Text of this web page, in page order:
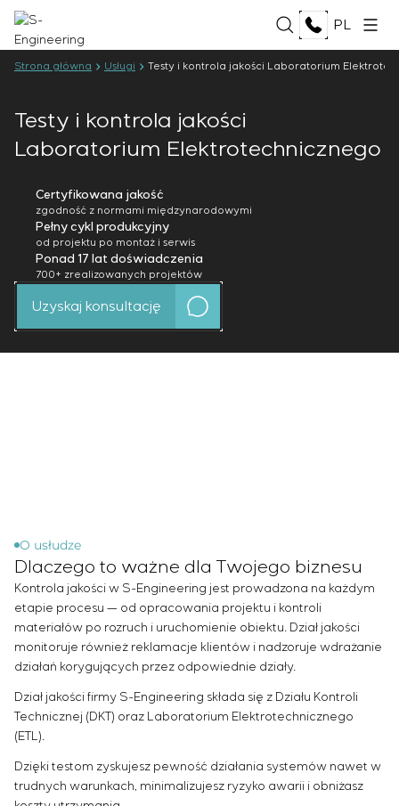
PL
O firmie
Kompleks produkcyjny
Dokumenty
Partnerstwo
Opinie i nagrody
Aktualności
USŁUGI
Opracowanie dokumentacji projektowej
Tworzenie oprogramowania
Testy i kontrola jakości Laboratorium
Elektrotechnicznego
Produkcja i dostawa urządzeń dla klienta
Montaż urządzeń
Prace rozruchowe
Uruchomienie i szkolenie personelu klienta
Opracowanie modeli matematycznych obiektów
sterowania
Opracowanie specjalnych algorytmów
optymalnego i gwarantowanego sterowania z
późniejszym uruchomieniem na obiekcie
Opracowanie systemów sterowania o
niestandardowej strukturze kaskadowej i
wielopoziomowej z parametrami konfiguracyjnymi
statycznymi i adaptacyjnymi
Audyt energetyczny
ROZWIĄZANIA
Nafta i gaz
Przemysł spożywczy
Energetyka
Przemysł celulozowo-papierniczy
TECHNOLOGIE
Oberon
Selam
Senumac
Strona główna Usługi Testy i kontrola jakości Laboratorium
Testy i kontrola jakości
Laboratorium Elektrotechnicznego
Certyfikowana jakość
zgodność z normami międzynarodowymi
Pełny cykl produkcyjny
od projektu po montaż i serwis
Ponad 17 lat doświadczenia
700+ zrealizowanych projektów
Uzyskaj konsultację
O usłudze
Dlaczego to ważne dla Twojego biznesu
Kontrola jakości w S-Engineering jest prowadzona na każdym
etapie procesu — od opracowania projektu i kontroli
materiałów po rozruch i uruchomienie obiektu. Dział jakości
monitoruje również reklamacje klientów i nadzoruje wdrażanie
działań korygujących przez odpowiednie działy.
Dział jakości firmy S-Engineering składa się z Działu Kontroli
Technicznej (DKT) oraz Laboratorium Elektrotechnicznego
(ETL).
Dzięki testom zyskujesz pewność działania systemów nawet w
trudnych warunkach, minimalizujesz ryzyko awarii i obniżasz